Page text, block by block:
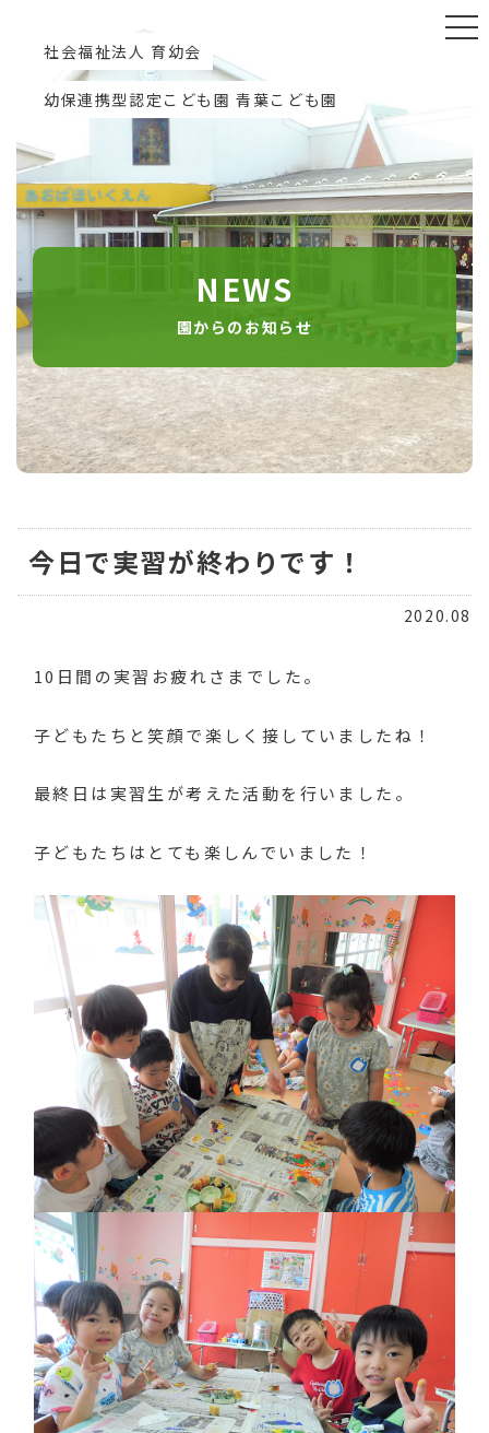
社会福祉法人 育幼会
幼保連携型認定こども園 青葉こども園
NEWS
園からのお知らせ
今日で実習が終わりです！
2020.08
10日間の実習お疲れさまでした。
子どもたちと笑顔で楽しく接していましたね！
最終日は実習生が考えた活動を行いました。
子どもたちはとても楽しんでいました！